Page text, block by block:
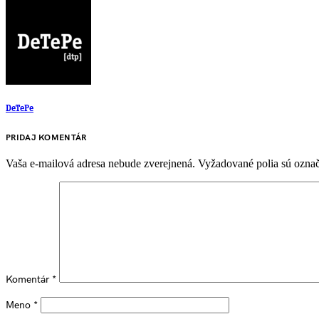
DeTePe
PRIDAJ KOMENTÁR
Vaša e-mailová adresa nebude zverejnená. Vyžadované polia sú
Komentár *
Meno *